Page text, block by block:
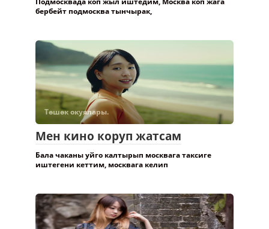
бербейт подмосква тынчырак,
Төшөк окуялары.
Мен кино коруп жатсам
Бала чаканы уйго калтырып москвага таксиге
иштегени кеттим, москвага келип